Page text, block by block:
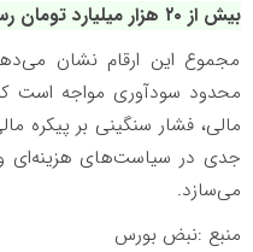
بیش از ۲۰ هزار میلیارد تومان رسیده است.
مجموع این ارقام نشان
محدود سودآوری مواجه است
مالی، فشار سنگینی بر پیکره
جدی در سیاست‌های هزینه‌ای
می‌سازد.
منبع :نبض بورس